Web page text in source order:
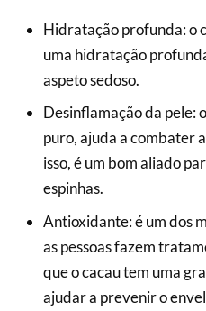
Hidratação profunda: o
uma hidratação
aspeto sedoso.
Desinflamação da pele:
puro, ajuda a combater
isso, é um bom aliado
espinhas.
Antioxidante: é um dos
as pessoas fazem
que o cacau tem uma
ajudar a prevenir o